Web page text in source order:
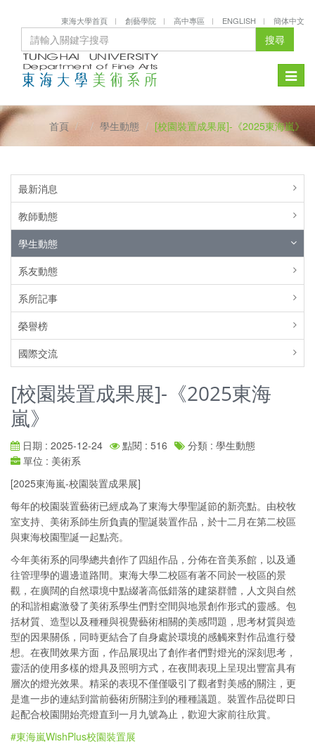
東海大學首頁 創藝學院 高中專區 ENGLISH 簡体中文
搜尋
Toggle
首頁 學生動態 [校園裝置成果展]-《2025東海嵐》
最新消息
教師動態
學生動態
系友動態
系所記事
榮譽榜
國際交流
[校園裝置成果展]-《2025東海
嵐》
日期 : 2025-12-24 點閱 : 516
分類 : 學生動態
單位 : 美術系
[2025東海嵐-校園裝置成果展]
每年的校園裝置藝術已經成為了東海大學聖誕節的新亮點。由校牧
室支持、美術系師生所負責的聖誕裝置作品，於十二月在第二校區
與東海校園聖誕一起點亮。
今年美術系的同學總共創作了四組作品，分佈在音美系館，以及通
往管理學的週邊道路間。東海大學二校區有著不同於一校區的景
觀，在廣闊的自然環境中點綴著高低錯落的建築群體，人文與自然
的和諧相處激發了美術系學生們對空間與地景創作形式的靈感。包
括材質、造型以及種種與視覺藝術相關的美感問題，思考材質與造
型的因果關係，同時更結合了自身處於環境的感觸來對作品進行發
想。在夜間效果方面，作品展現出了創作者們對燈光的深刻思考，
靈活的使用多樣的燈具及照明方式，在夜間表現上呈現出豐富具有
層次的燈光效果。精采的表現不僅僅吸引了觀者對美感的關注，更
是進一步的連結到當前藝術所關注到的種種議題。裝置作品從即日
起配合校園開始亮燈直到一月九號為止，歡迎大家前往欣賞。
#東海嵐WishPlus校園裝置展